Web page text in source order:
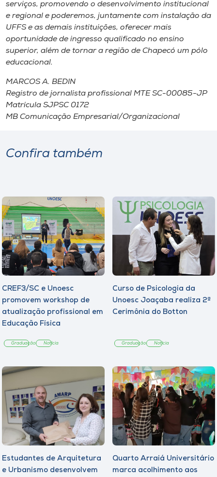
serviços, promovendo o desenvolvimento institucional
e regional e poderemos, juntamente com instalação da
UFFS e as demais instituições, oferecer mais
oportunidade de ingresso qualificado no ensino
superior, além de tornar a região de Chapecó um pólo
educacional.
MARCOS A. BEDIN
Registro de jornalista profissional MTE SC-00085-JP
Matrícula SJPSC 0172
MB Comunicação Empresarial/Organizacional
Confira também
CREF3/SC e Unoesc
promovem workshop de
atualização profissional em
Educação Física
Graduação Notícia
Curso de Psicologia da
Unoesc Joaçaba realiza 2ª
Cerimônia do Botton
Graduação Notícia
Estudantes de Arquitetura
e Urbanismo desenvolvem
Quarto Arraiá Universitário
marca acolhimento aos